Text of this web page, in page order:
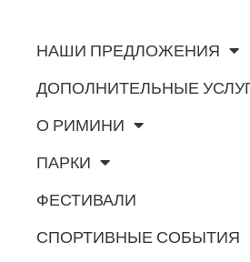
НАШИ ПРЕДЛОЖЕНИЯ
ДОПОЛНИТЕЛЬНЫЕ
О РИМИНИ
ПАРКИ
ФЕСТИВАЛИ
СПОРТИВНЫЕ СОБЫТИЯ